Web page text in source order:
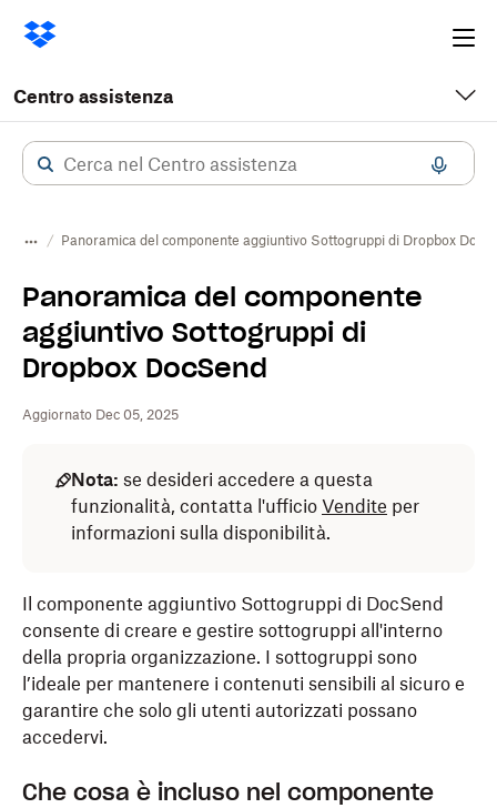
Centro assistenza
Panoramica del componente aggiuntivo Sottogruppi di Dropbox
Panoramica del componente
aggiuntivo Sottogruppi di
Dropbox DocSend
Aggiornato Dec 05, 2025
Nota: se desideri accedere a questa
funzionalità, contatta l'ufficio Vendite per
informazioni sulla disponibilità.
Il componente aggiuntivo Sottogruppi di DocSend
consente di creare e gestire sottogruppi all'interno
della propria organizzazione. I sottogruppi sono
l’ideale per mantenere i contenuti sensibili al sicuro e
garantire che solo gli utenti autorizzati possano
accedervi.
Che cosa è incluso nel componente